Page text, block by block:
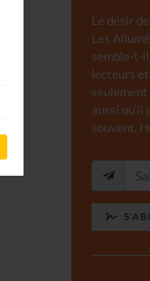
Le désir
Les
semble-t-
lecteurs
aussi qu'il
souvent.